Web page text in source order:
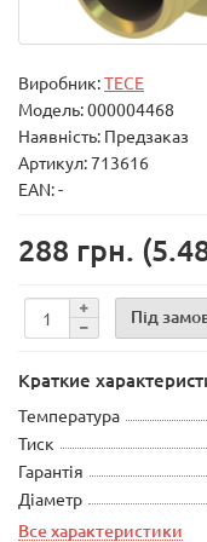
Виробник:TECE
Модель:000004468
Наявність: Предзаказ
Артикул: 713616
EAN: -
288 грн.
Під
Краткие
Температура
Тиск
Гарантія
Діаметр
Все характеристики